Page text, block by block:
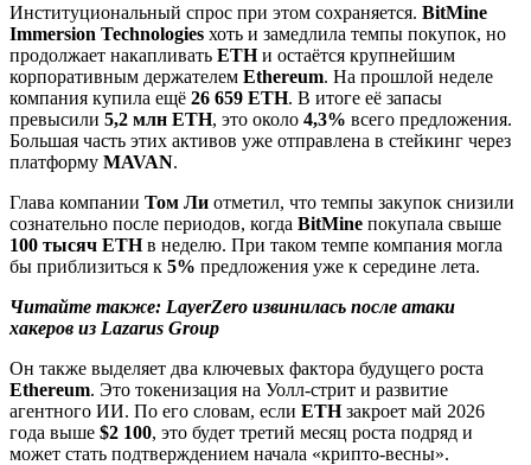
Институциональный спрос при этом сохраняется. BitMine
Immersion Technologies хоть и замедлила темпы покупок, но
продолжает накапливать ETHи остаётся крупнейшим
корпоративным держателем Ethereum. На прошлой неделе
компания купила ещё 26 659 ETH. В итоге её запасы
превысили 5,2 млн ETH, это около 4,3% всего предложения.
Большая часть этих активов уже отправлена в стейкинг через
платформу MAVAN.
Глава компании Том Ли отметил, что темпы закупок снизили
сознательно после периодов, когда BitMine покупала свыше
100 тысяч ETHв неделю. При таком темпе компания могла
бы приблизиться к 5% предложения уже к середине лета.
Читайте также: LayerZero извинилась после атаки
хакеров из Lazarus Group
Он также выделяет два ключевых фактора будущего роста
Ethereum. Это токенизация на Уолл-стрит и развитие
агентного ИИ. По его словам, если ETHзакроет май 2026
года выше $2 100, это будет третий месяц роста подряд и
может стать подтверждением начала «крипто-весны».